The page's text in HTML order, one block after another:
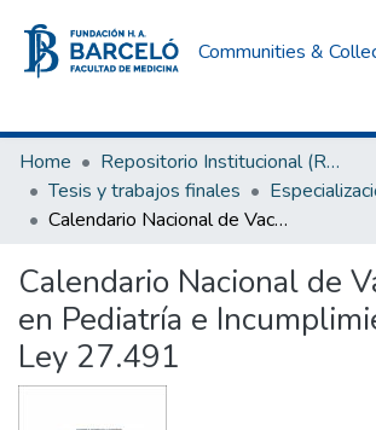
Communities &
Home
Repositorio Institucional (RI) del Instituto Universitario de Ciencias de la Salud Fundación H. A. Barceló
Tesis y trabajos finales
Calendario Nacional de Vacunación en Pediatría e Incumplimiento de la Ley 27.491
Calendario Nacional de
en Pediatría e
Ley 27.491